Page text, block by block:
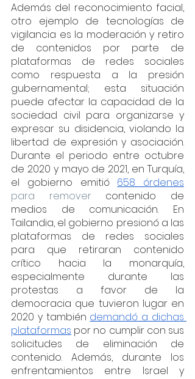
Además del reconocimiento facial,
otro ejemplo de tecnologías de
vigilancia es la moderación y retiro
de contenidos por parte de
plataformas de redes sociales
como respuesta a la presión
gubernamental; esta situación
puede afectar la capacidad de la
sociedad civil para organizarse y
expresar su disidencia, violando la
libertad de expresión y asociación.
Durante el periodo entre octubre
de 2020 y mayo de 2021, en Turquía,
el gobierno emitió 658 órdenes
para remover contenido de
medios de comunicación. En
Tailandia, el gobierno presionó a las
plataformas de redes sociales
para que retiraran contenido
crítico hacia la monarquía,
especialmente durante las
protestas a favor de la
democracia que tuvieron lugar en
2020 y también demandó a dichas
plataformas por no cumplir con sus
solicitudes de eliminación de
contenido. Además, durante los
enfrentamientos entre Israel y